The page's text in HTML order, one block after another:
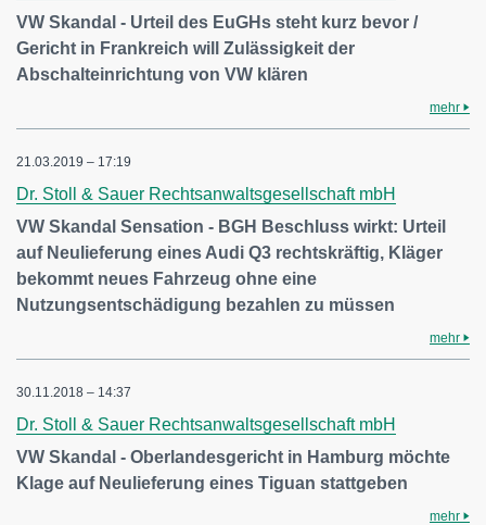
VW Skandal - Urteil des EuGHs steht kurz bevor /
Gericht in Frankreich will Zulässigkeit der
Abschalteinrichtung von VW klären
mehr
21.03.2019 – 17:19
Dr. Stoll & Sauer Rechtsanwaltsgesellschaft mbH
VW Skandal Sensation - BGH Beschluss wirkt: Urteil
auf Neulieferung eines Audi Q3 rechtskräftig, Kläger
bekommt neues Fahrzeug ohne eine
Nutzungsentschädigung bezahlen zu müssen
mehr
30.11.2018 – 14:37
Dr. Stoll & Sauer Rechtsanwaltsgesellschaft mbH
VW Skandal - Oberlandesgericht in Hamburg möchte
Klage auf Neulieferung eines Tiguan stattgeben
mehr